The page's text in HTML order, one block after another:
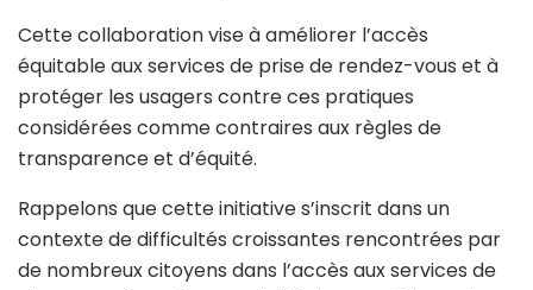
Cette collaboration vise à améliorer l’accès
équitable aux services de prise de rendez-vous et à
protéger les usagers contre ces pratiques
considérées comme contraires aux règles de
transparence et d’équité.
Rappelons que cette initiative s’inscrit dans un
contexte de difficultés croissantes rencontrées par
de nombreux citoyens dans l’accès aux services de